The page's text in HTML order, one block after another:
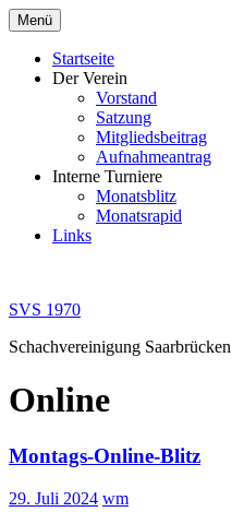
Zum
Inhalt
springen
Menü
Startseite
Der Verein
Vorstand
Satzung
Mitgliedsbeitrag
Aufnahmeantrag
Interne Turniere
Monatsblitz
Monatsrapid
Links
SVS 1970
Schachvereinigung Saarbrücken
Online
Montags-Online-Blitz
29. Juli 2024 wm